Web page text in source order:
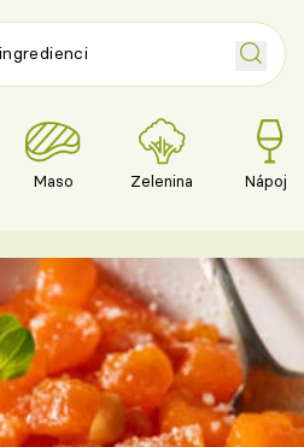
Maso Zelenina Nápoje